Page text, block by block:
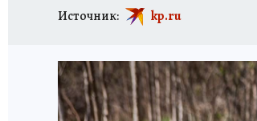
Источник: kp.ru